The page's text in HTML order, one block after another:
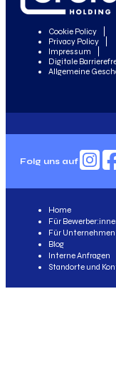
Cookie Policy
Privacy Policy
Impressum
Digitale
Allgemeine
Folg uns auf
Home
Für
Für Unternehmen
Blog
Interne Anfragen
Standorte und